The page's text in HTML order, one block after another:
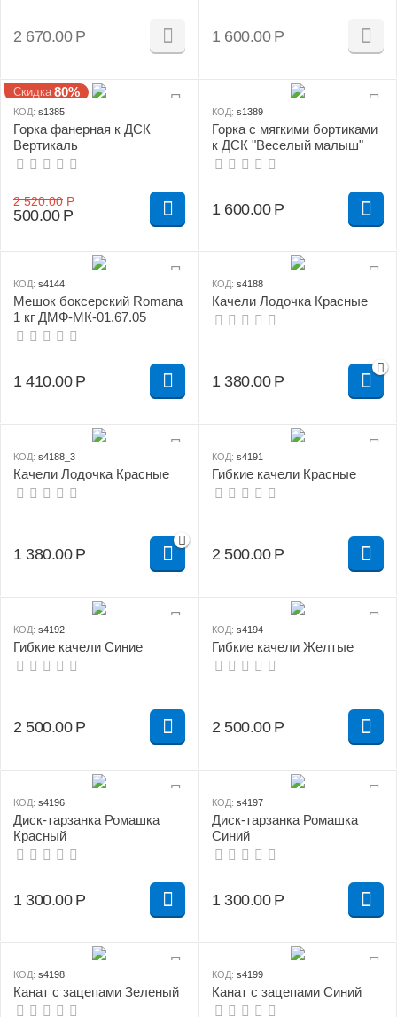
2 670.00 Р 1 600.00 Р
Скидка 80%
КОД: s1385
Горка фанерная к ДСК
Вертикаль
2 520.00 Р
500.00 Р
КОД: s1389
Горка с мягкими бортиками
к ДСК "Веселый малыш"
1 600.00 Р
КОД: s4144
Мешок боксерский Romana
1 кг ДМФ-МК-01.67.05
1 410.00 Р
КОД: s4188
Качели Лодочка Красные
1 380.00 Р
КОД: s4188_3
Качели Лодочка Красные
1 380.00 Р
КОД: s4191
Гибкие качели Красные
2 500.00 Р
КОД: s4192
Гибкие качели Синие
2 500.00 Р
КОД: s4194
Гибкие качели Желтые
2 500.00 Р
КОД: s4196
Диск-тарзанка Ромашка
Красный
1 300.00 Р
КОД: s4197
Диск-тарзанка Ромашка
Синий
1 300.00 Р
КОД: s4198
Канат с зацепами Зеленый
КОД: s4199
Канат с зацепами Синий